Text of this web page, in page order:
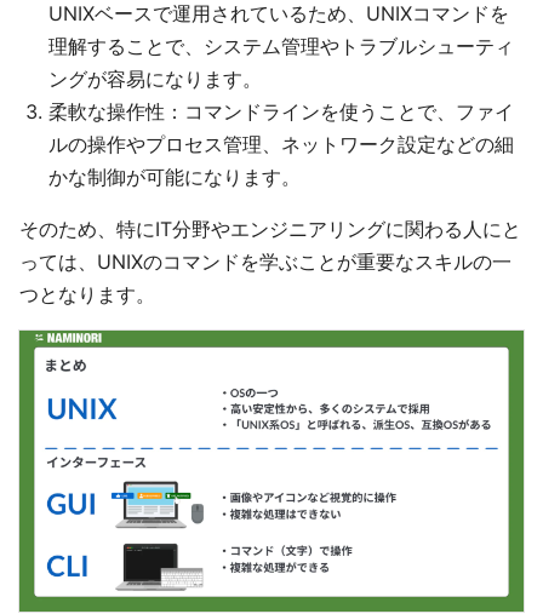
UNIXベースで運用されているため、UNIXコマンドを
理解することで、システム管理やトラブルシューティ
ングが容易になります。
柔軟な操作性：コマンドラインを使うことで、ファイ
ルの操作やプロセス管理、ネットワーク設定などの細
かな制御が可能になります。
そのため、特にIT分野やエンジニアリングに関わる人にと
っては、UNIXのコマンドを学ぶことが重要なスキルの一
つとなります。